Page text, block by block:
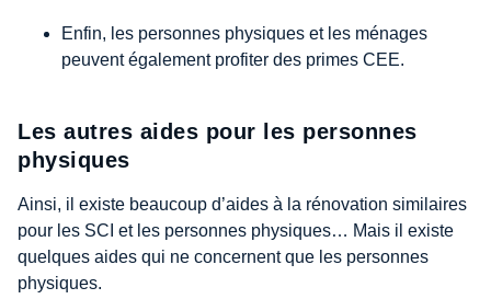
Enfin, les personnes physiques et les ménages
peuvent également profiter des primes CEE.
Les autres aides pour les personnes
physiques
Ainsi, il existe beaucoup d’aides à la rénovation similaires
pour les SCI et les personnes physiques… Mais il existe
quelques aides qui ne concernent que les personnes
physiques.